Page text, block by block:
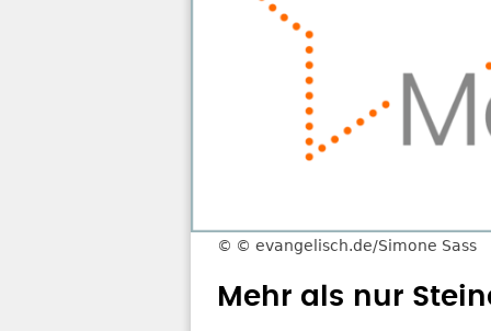
© evangelisch.de/Simone Sass
Mehr als nur